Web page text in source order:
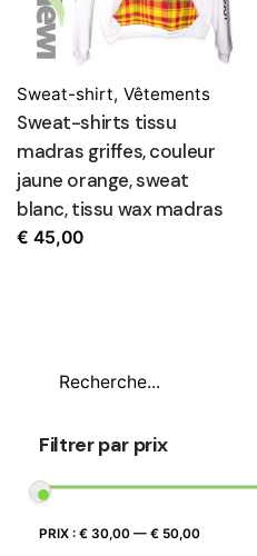
Recherche
Filtrer par prix
Prix
Prix
PRIX : € 30,00 — € 50,00
Sweat-shirt, Vêtements
Sweat-shirts tissu
madras griffes, couleur
jaune orange, sweat
blanc, tissu wax madras
€ 45,00